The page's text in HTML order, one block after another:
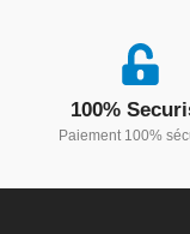
100%
Paiement 100%